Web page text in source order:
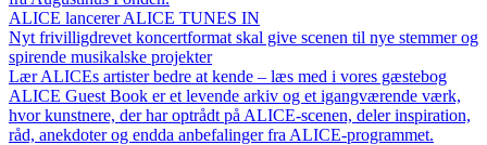
ALICE lancerer ALICE TUNES IN
Nyt frivilligdrevet koncertformat skal give scenen til nye stemmer og
spirende musikalske projekter
Lær ALICEs artister bedre at kende – læs med i vores gæstebog
ALICE Guest Book er et levende arkiv og et igangværende værk,
hvor kunstnere, der har optrådt på ALICE-scenen, deler inspiration,
råd, anekdoter og endda anbefalinger fra ALICE-programmet.